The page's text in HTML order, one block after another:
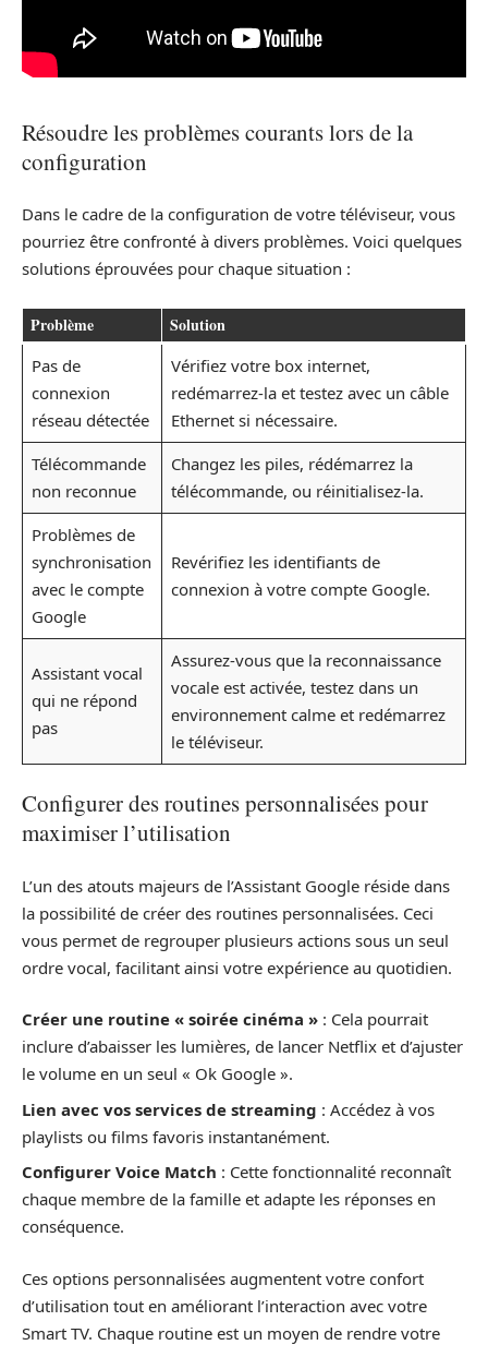
Résoudre les problèmes courants lors de la
configuration
Dans le cadre de la configuration de votre téléviseur, vous
pourriez être confronté à divers problèmes. Voici quelques
solutions éprouvées pour chaque situation :
Problème Solution
Pas de
connexion
réseau détectée
Vérifiez votre box internet,
redémarrez-la et testez avec un câble
Ethernet si nécessaire.
Télécommande
non reconnue
Changez les piles, rédémarrez la
télécommande, ou réinitialisez-la.
Problèmes de
synchronisation
avec le compte
Google
Revérifiez les identifiants de
connexion à votre compte Google.
Assistant vocal
qui ne répond
pas
Assurez-vous que la reconnaissance
vocale est activée, testez dans un
environnement calme et redémarrez
le téléviseur.
Configurer des routines personnalisées pour
maximiser l’utilisation
L’un des atouts majeurs de l’Assistant Google réside dans
la possibilité de créer des routines personnalisées. Ceci
vous permet de regrouper plusieurs actions sous un seul
ordre vocal, facilitant ainsi votre expérience au quotidien.
Créer une routine « soirée cinéma » : Cela pourrait
inclure d’abaisser les lumières, de lancer Netflix et d’ajuster
le volume en un seul « Ok Google ».
Lien avec vos services de streaming : Accédez à vos
playlists ou films favoris instantanément.
Configurer Voice Match : Cette fonctionnalité reconnaît
chaque membre de la famille et adapte les réponses en
conséquence.
Ces options personnalisées augmentent votre confort
d’utilisation tout en améliorant l’interaction avec votre
Smart TV. Chaque routine est un moyen de rendre votre